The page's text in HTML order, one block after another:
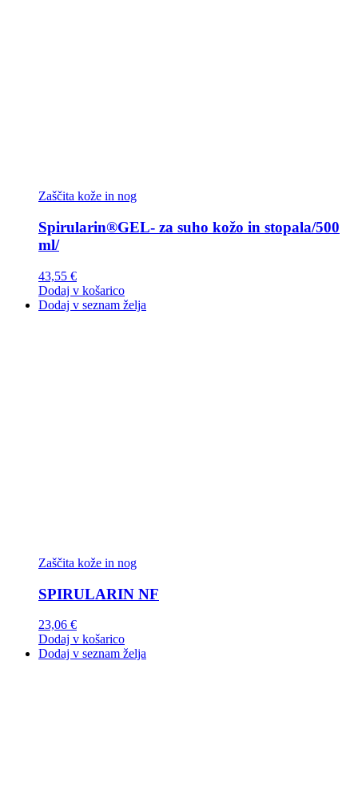
Zaščita kože in nog
Spirularin®GEL- za suho kožo in stopala/500
ml/
43,55 €
Dodaj v košarico
Dodaj v seznam želja
Zaščita kože in nog
SPIRULARIN NF
23,06 €
Dodaj v košarico
Dodaj v seznam želja